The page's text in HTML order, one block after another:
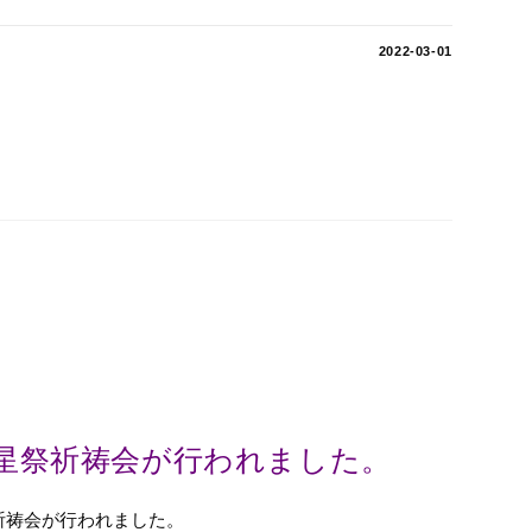
2022-03-01
祭祈祷会が行われました。
会が行われました。